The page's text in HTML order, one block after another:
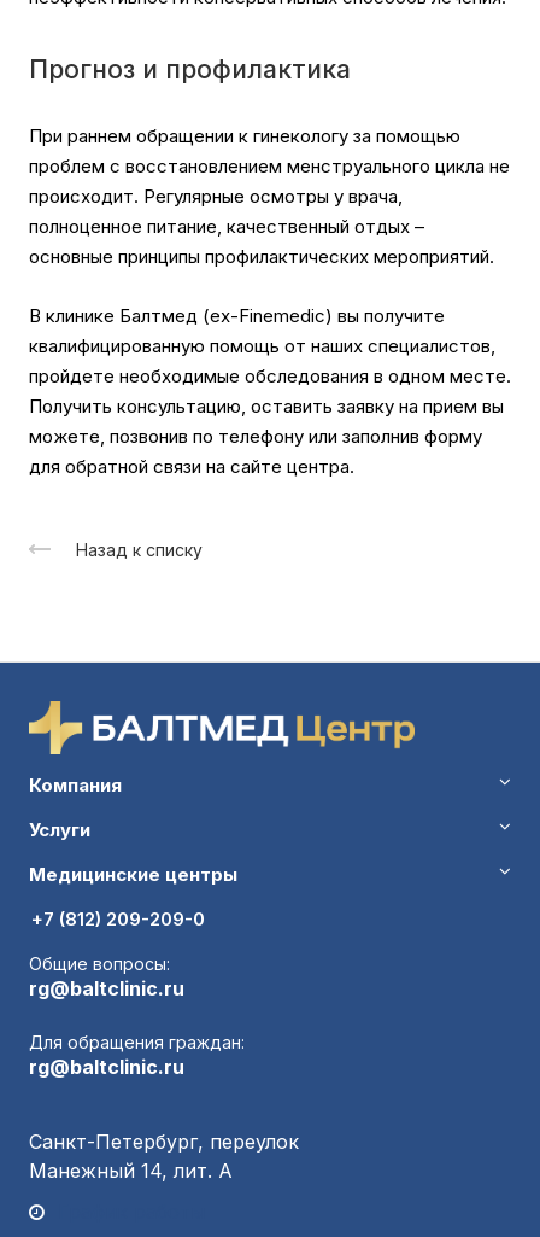
Прогноз и профилактика
При раннем обращении к гинекологу за помощью
проблем с восстановлением менструального цикла не
происходит. Регулярные осмотры у врача,
полноценное питание, качественный отдых –
основные принципы профилактических мероприятий.
В клинике Балтмед (ех-Finemedic) вы получите
квалифицированную помощь от наших специалистов,
пройдете необходимые обследования в одном месте.
Получить консультацию, оставить заявку на прием вы
можете, позвонив по телефону или заполнив форму
для обратной связи на сайте центра.
Назад к списку
Компания
Услуги
Медицинские центры
+7 (812) 209-209-0
Общие вопросы:
rg@baltclinic.ru
Для обращения граждан:
rg@baltclinic.ru
Санкт-Петербург, переулок
Манежный 14, лит. А